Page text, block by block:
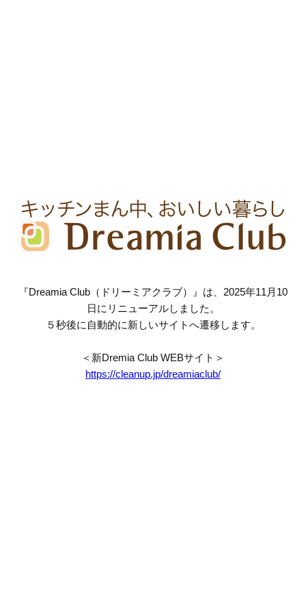
『Dreamia Club（ドリーミアクラブ）』は、2025年11月10
日にリニューアルしました。
５秒後に自動的に新しいサイトへ遷移します。
＜新Dremia Club WEBサイト＞
https://cleanup.jp/dreamiaclub/